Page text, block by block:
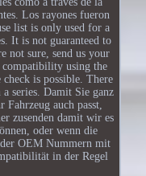
Los rayones fueron
list is only used for a
It is not guaranteed to
not sure, send us your
compatibility using the
is possible. There
series. Damit Sie ganz
auch passt,
zusenden damit wir es
oder wenn die
OEM Nummern mit
in der Regel